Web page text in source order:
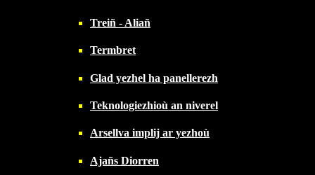
Treiñ - Aliañ
Termbret
Glad yezhel ha panellerezh
Teknologiezhioù an niverel
Arsellva implij ar yezhoù
Ajañs Diorren